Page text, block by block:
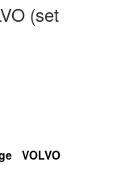
(set
VOLVO